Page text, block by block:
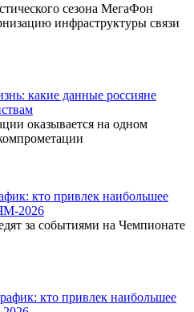
сезона МегаФон
инфраструктуры связи
какие данные россияне
оказывается на одном
кто привлек наибольшее
2026
за событиями на Чемпионате
кто привлек наибольшее